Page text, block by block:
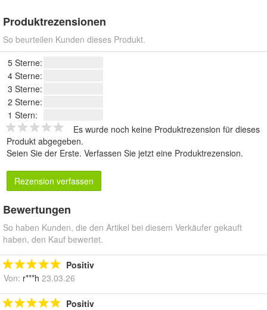
Produktrezensionen
So beurteilen Kunden dieses Produkt.
5 Sterne:
4 Sterne:
3 Sterne:
2 Sterne:
1 Stern:
Es wurde noch keine Produktrezension für dieses
Produkt abgegeben.
Seien Sie der Erste. Verfassen Sie jetzt eine Produktrezension.
Rezension verfassen
Bewertungen
So haben Kunden, die den Artikel bei diesem Verkäufer gekauft
haben, den Kauf bewertet.
Positiv
Von: r***h 23.03.26
Positiv